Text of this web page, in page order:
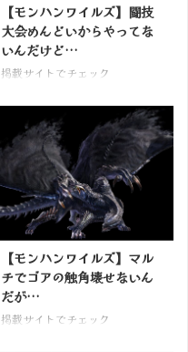
【モンハンワイルズ】闘技
大会めんどいからやってな
いんだけど…
掲載サイトでチェック
【モンハンワイルズ】マル
チでゴアの触角壊せないん
だが…
掲載サイトでチェック